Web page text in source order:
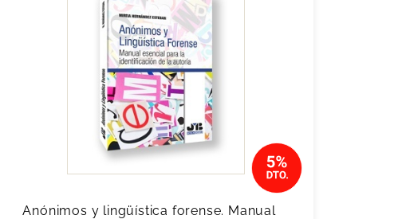
Anónimos y lingüística forense. Manual